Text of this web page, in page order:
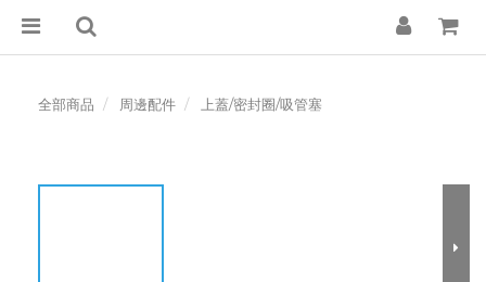
全部商品 周邊配件 上蓋/密封圈/吸管塞